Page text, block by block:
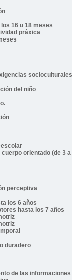
16 u 18 meses
práxica
socioculturales
del niño
orientado (de 3
perceptiva
los 6 años
hasta los 7 años
duradero
de las